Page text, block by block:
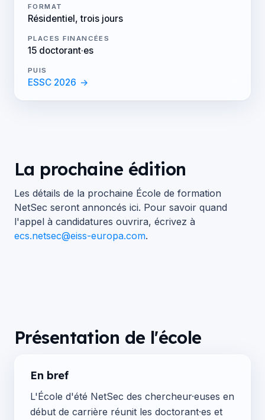
FORMAT
Résidentiel, trois jours
PLACES FINANCÉES
15 doctorant·es
PUIS
ESSC 2026 →
La prochaine édition
Les détails de la prochaine École de formation
NetSec seront annoncés ici. Pour savoir quand
l'appel à candidatures ouvrira, écrivez à
ecs.netsec@eiss-europa.com.
Présentation de l'école
En bref
L'École d'été NetSec des chercheur·euses en
début de carrière réunit les doctorant·es et